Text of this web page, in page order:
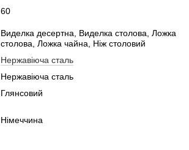
60
Виделка десертна, Виделка столова, Ложка
столова, Ложка чайна, Ніж столовий
Нержавіюча сталь
Нержавіюча сталь
Глянсовий
Німеччина